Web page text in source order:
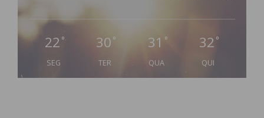
22 °
SEG
30 °
TER
31 °
QUA
32 °
QUI